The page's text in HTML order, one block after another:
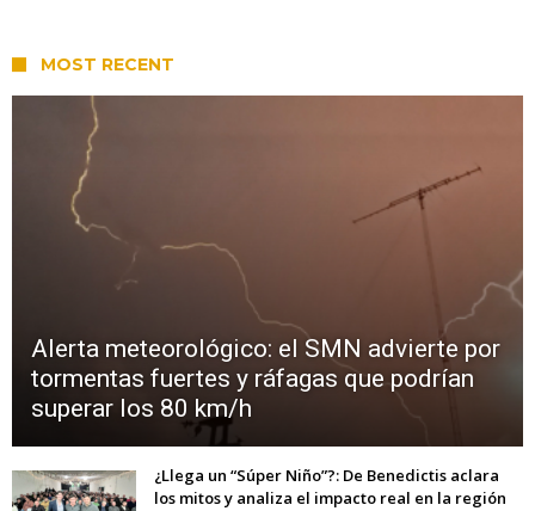
MOST RECENT
Alerta meteorológico: el SMN advierte por
tormentas fuertes y ráfagas que podrían
superar los 80 km/h
¿Llega un “Súper Niño”?: De Benedictis aclara
los mitos y analiza el impacto real en la región